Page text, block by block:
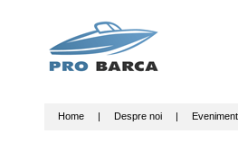
Home| Despre noi|